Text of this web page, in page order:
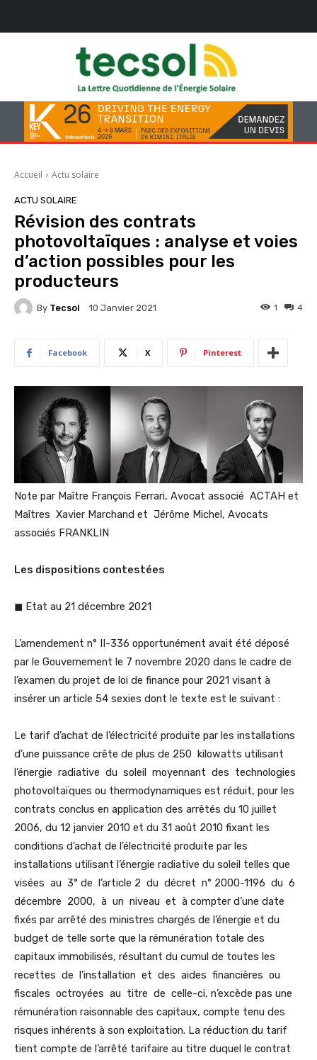
Accueil Actu solaire
ACTU SOLAIRE
Révision des contrats
photovoltaïques : analyse et voies
d’action possibles pour les
producteurs
By Tecsol 10 Janvier 2021 4
1
Facebook X Pinterest
Note par Maître François Ferrari, Avocat associé ACTAH et
Maîtres Xavier Marchand et Jérôme Michel, Avocats
associés FRANKLIN
Les dispositions contestées
◼ Etat au 21 décembre 2021
L’amendement n° II-336 opportunément avait été déposé
par le Gouvernement le 7 novembre 2020 dans le cadre de
l’examen du projet de loi de finance pour 2021 visant à
insérer un article 54 sexies dont le texte est le suivant :
Le tarif d’achat de l’électricité produite par les installations
d’une puissance crête de plus de 250 kilowatts utilisant
l’énergie radiative du soleil moyennant des technologies
photovoltaïques ou thermodynamiques est réduit, pour les
contrats conclus en application des arrêtés du 10 juillet
2006, du 12 janvier 2010 et du 31 août 2010 fixant les
conditions d’achat de l’électricité produite par les
installations utilisant l’énergie radiative du soleil telles que
visées au 3° de l’article 2 du décret n° 2000-1196 du 6
décembre 2000, à un niveau et à compter d’une date
fixés par arrêté des ministres chargés de l’énergie et du
budget de telle sorte que la rémunération totale des
capitaux immobilisés, résultant du cumul de toutes les
recettes de l’installation et des aides financières ou
fiscales octroyées au titre de celle-ci, n’excède pas une
rémunération raisonnable des capitaux, compte tenu des
risques inhérents à son exploitation. La réduction du tarif
tient compte de l’arrêté tarifaire au titre duquel le contrat